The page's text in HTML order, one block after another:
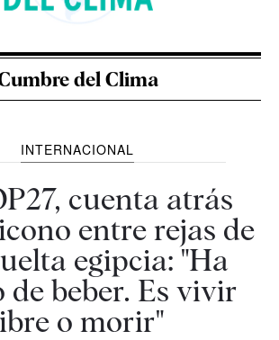
del Clima
INTERNACIONAL
cuenta atrás
entre rejas de
egipcia: "Ha
de beber. Es vivir
o morir"